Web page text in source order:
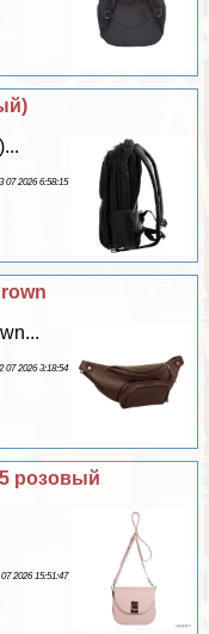
07 2026 6:58:15
07 2026 3:18:54
розовый
2026 15:51:47